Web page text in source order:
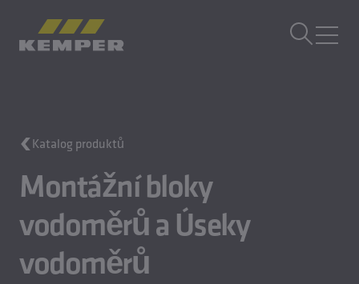
Technologie odlévání
Válcované výrobky
Společnost
Kariéra
CS| CZ Přepínač jazyků
Katalog produktů
Montážní bloky
vodoměrů a Úseky
vodoměrů